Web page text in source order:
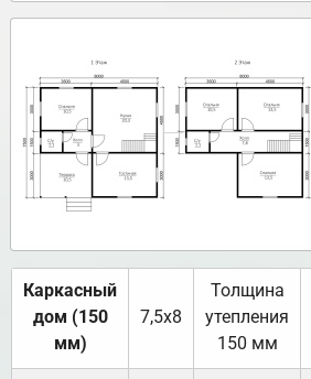
Каркасный
дом (150
мм)
7,5х8
Толщина
утепления
150 мм